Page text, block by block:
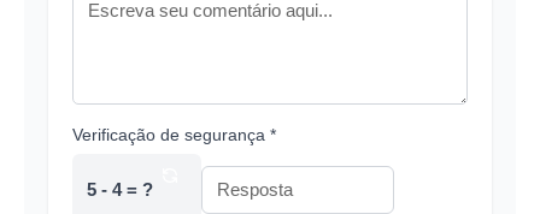
Verificação de segurança *
5 - 4 = ?